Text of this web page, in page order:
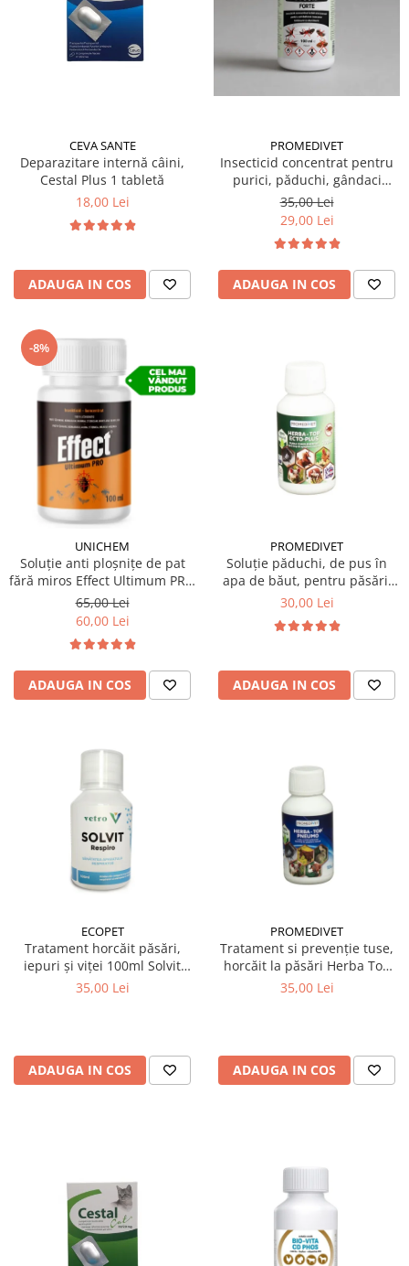
Suplimente și vitamine păsări și
Antidiareice
CEVA SANTE
Deparazitare internă câini,
Cestal Plus 1 tabletă
18,00 Lei
ADAUGA IN COS
PROMEDIVET
Insecticid concentrat pentru
purici, păduchi, gândaci
Ectocid Forte T 100 ml
35,00 Lei
29,00 Lei
ADAUGA IN COS
-8%
UNICHEM
Soluție anti ploșnițe de pat
fără miros Effect Ultimum PRO
100 ml
65,00 Lei
60,00 Lei
ADAUGA IN COS
PROMEDIVET
Soluție păduchi, de pus în
apa de băut, pentru păsări,
Herba Top Ecto Plus 100 ml
30,00 Lei
ADAUGA IN COS
ECOPET
Tratament horcăit păsări,
iepuri și viței 100ml Solvit
Respiro
35,00 Lei
ADAUGA IN COS
PROMEDIVET
Tratament si prevenție tuse,
horcăit la păsări Herba Top
Pneumo 100 ml
35,00 Lei
ADAUGA IN COS